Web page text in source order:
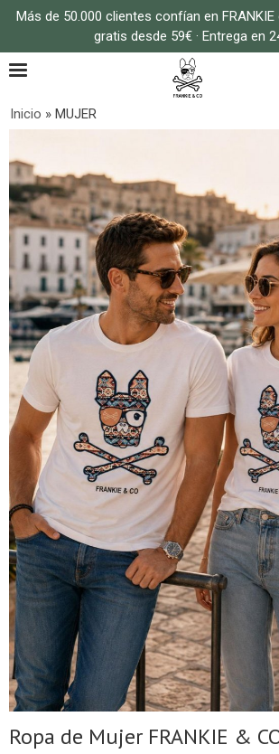
Más de 50.000 clientes confían en FRANKIE
gratis desde 59€ · Entrega en
Inicio » MUJER
Ropa de Mujer FRANKIE &